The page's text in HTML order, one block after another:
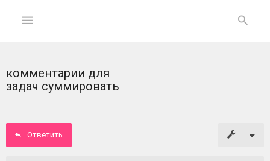
ГЛАВНАЯ
Вход
комментарии для
задач суммировать
Ответить